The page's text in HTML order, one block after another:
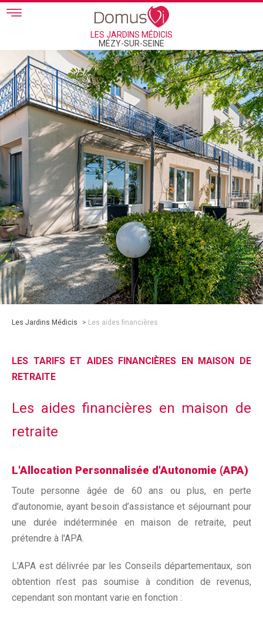
Skip to main content
LES JARDINS MÉDICIS
MÉZY-SUR-SEINE
Les Jardins Médicis > Les aides financières
LES TARIFS ET AIDES FINANCIÈRES EN MAISON DE
RETRAITE
Les aides financières en maison de
retraite
L'Allocation Personnalisée d'Autonomie (APA)
Toute personne âgée de 60 ans ou plus, en perte
d’autonomie, ayant besoin d’assistance et séjournant pour
une durée indéterminée en maison de retraite, peut
prétendre à l'APA.
L’APA est délivrée par les Conseils départementaux, son
obtention n’est pas soumise à condition de revenus,
cependant son montant varie en fonction :